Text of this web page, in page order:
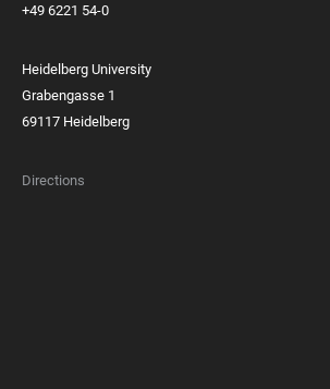
+49 6221 54-0
Heidelberg University
Grabengasse 1
69117 Heidelberg
Directions